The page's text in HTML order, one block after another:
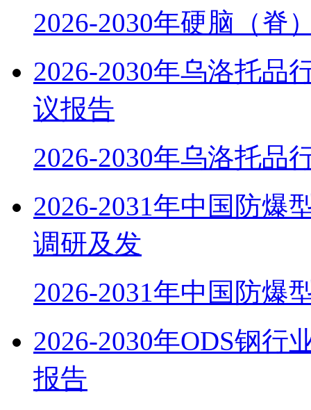
2026-2030年硬脑（脊
2026-2030年乌洛托品
议报告
2026-2030年乌洛托品
2026-2031年中国防爆
调研及发
2026-2031年中国防爆
2026-2030年ODS钢行
报告